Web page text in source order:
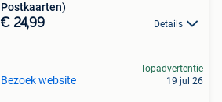
Postkaarten)
€ 24,99 Details
Bezoek website
Topadvertentie
19 jul 26